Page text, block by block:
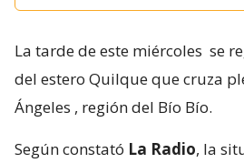
La tarde de este miércoles se
del estero Quilque que cruza
Ángeles , región del Bío Bío.
Según constató La Radio, la